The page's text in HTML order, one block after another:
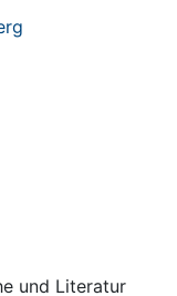
und Literatur